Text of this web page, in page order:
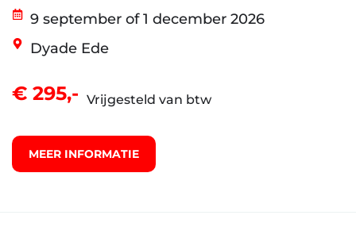
9 september of 1 december 2026
Dyade Ede
€ 295,- Vrijgesteld van btw
MEER INFORMATIE